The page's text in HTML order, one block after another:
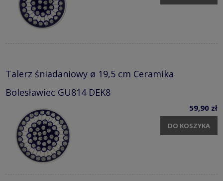
Talerz śniadaniowy ø 19,5 cm Ceramika
Bolesławiec GU814 DEK8
59,90 zł
DO KOSZYKA